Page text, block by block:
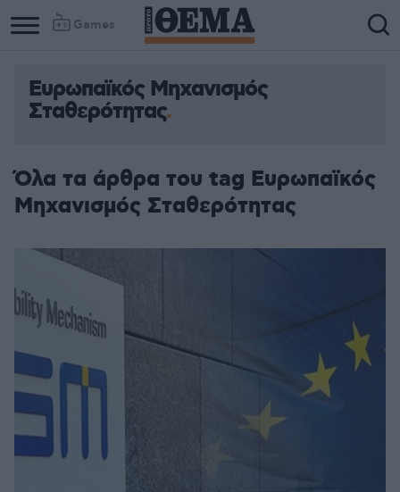
Games
Ευρωπαϊκός Μηχανισμός
Σταθερότητας
Όλα τα άρθρα του tag Ευρωπαϊκός
Μηχανισμός Σταθερότητας